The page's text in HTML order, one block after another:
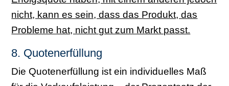
nicht, kann es sein, dass das Produkt, das
Probleme hat, nicht gut zum Markt passt.
8. Quotenerfüllung
Die Quotenerfüllung ist ein individuelles Maß